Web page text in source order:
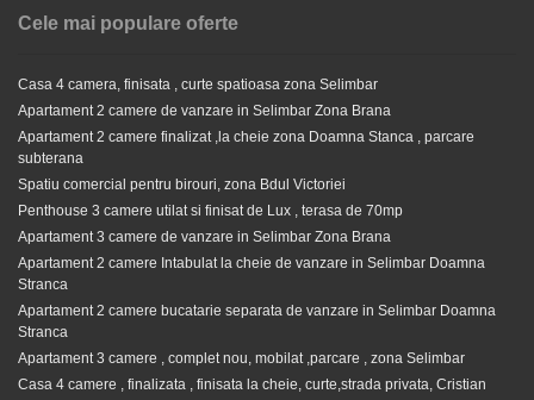
Apartament 2 camere tip studio de vanzare in Selimbar
Doamna Stanca
75.500 EUR
Cele mai populare oferte
Casa 4 camera, finisata , curte spatioasa zona Selimbar
Apartament 2 camere de vanzare in Selimbar Zona Brana
Apartament 2 camere finalizat ,la cheie zona Doamna Stanca , parcare
subterana
Spatiu comercial pentru birouri, zona Bdul Victoriei
Penthouse 3 camere utilat si finisat de Lux , terasa de 70mp
Apartament 3 camere de vanzare in Selimbar Zona Brana
Apartament 2 camere Intabulat la cheie de vanzare in Selimbar Doamna
Stranca
Apartament 2 camere bucatarie separata de vanzare in Selimbar Doamna
Stranca
Apartament 3 camere , complet nou, mobilat ,parcare , zona Selimbar
Casa 4 camere , finalizata , finisata la cheie, curte,strada privata, Cristian